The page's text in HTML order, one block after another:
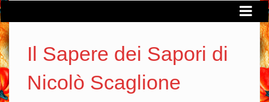
Il Sapere dei Sapori di
Nicolò Scaglione